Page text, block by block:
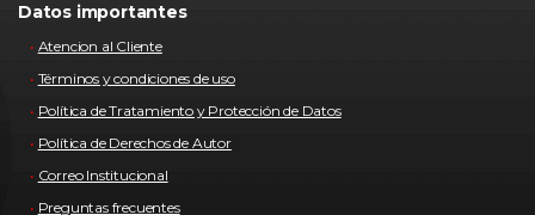
Datos importantes
Atencion al Cliente
Términos y condiciones de uso
Política de Tratamiento y Protección de Datos
Política de Derechos de Autor
Correo Institucional
Preguntas frecuentes